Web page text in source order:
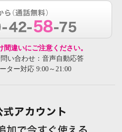
違いにご注意ください。
い合わせ：音声自動応答
ター対応 9:00～21:00